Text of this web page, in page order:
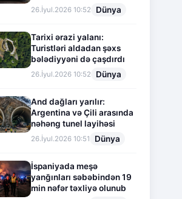
26.İyul.2026 10:52 Dünya
Tarixi ərazi yalanı:
Turistləri aldadan şəxs
bələdiyyəni də çaşdırdı
26.İyul.2026 10:52 Dünya
And dağları yarılır:
Argentina və Çili arasında
nəhəng tunel layihəsi
26.İyul.2026 10:51 Dünya
İspaniyada meşə
yanğınları səbəbindən 19
min nəfər təxliyə olunub